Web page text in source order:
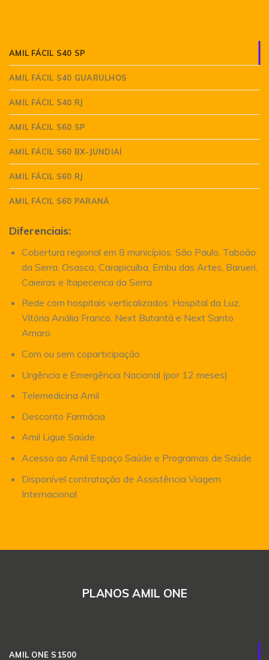
AMIL FÁCIL S40 SP
AMIL FÁCIL S40 GUARULHOS
AMIL FÁCIL S40 RJ
AMIL FÁCIL S60 SP
AMIL FÁCIL S60 BX-JUNDIAÍ
AMIL FÁCIL S60 RJ
AMIL FÁCIL S60 PARANÁ
Diferenciais:
Cobertura regional em 8 municípios: São Paulo, Taboão
da Serra, Osasco, Carapicuíba, Embu das Artes, Barueri,
Caieiras e Itapecerica da Serra.
Rede com hospitais verticalizados: Hospital da Luz,
Vitória Anália Franco, Next Butantã e Next Santo
Amaro.
Com ou sem coparticipação
Urgência e Emergência Nacional (por 12 meses)
Telemedicina Amil
Desconto Farmácia
Amil Ligue Saúde
Acesso ao Amil Espaço Saúde e Programas de Saúde
Disponível contratação de Assistência Viagem
Internacional
PLANOS AMIL ONE
AMIL ONE S1500